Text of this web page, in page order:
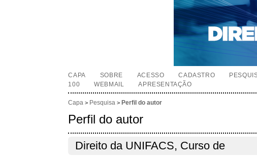
CAPA SOBRE ACESSO CADASTRO
100
WEBMAIL APRESENTAÇÃO
Capa > Pesquisa > Perfil do autor
Perfil do autor
Direito da UNIFACS, Curso de